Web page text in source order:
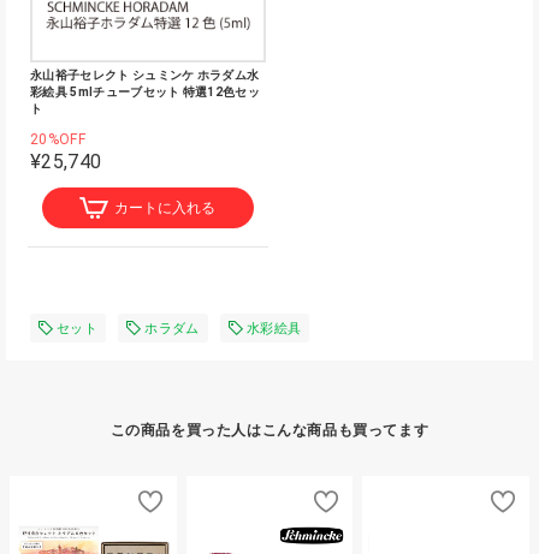
永山裕子セレクト シュミンケ ホラダム水
彩絵具 5mlチューブセット 特選12色セッ
ト
20%OFF
¥25,740
カートに入れる
セット ホラダム 水彩絵具
この商品を買った人はこんな商品も買ってます